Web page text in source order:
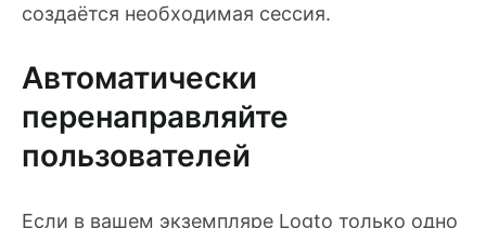
создаётся необходимая сессия.
Автоматически
перенаправляйте
пользователей
Если в вашем экземпляре Logto только одно